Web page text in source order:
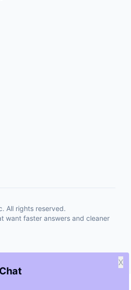
X
All rights reserved.
want faster answers and cleaner